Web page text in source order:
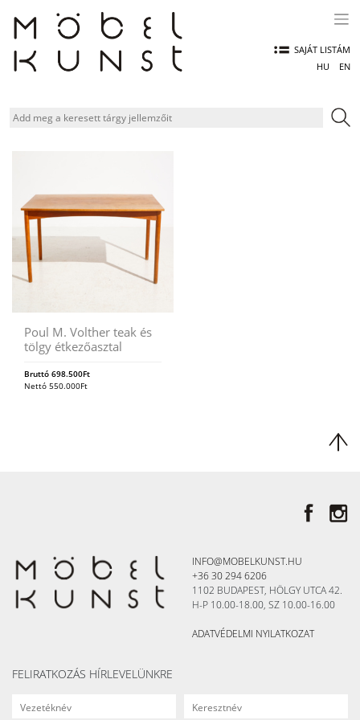
content
SAJÁT LISTÁM
HU
EN
Poul M. Volther teak és
tölgy étkezőasztal
Bruttó 698.500Ft
Nettó 550.000Ft
INFO@MOBELKUNST.HU
+36 30 294 6206
1102 BUDAPEST, HÖLGY UTCA 42.
H-P 10.00-18.00, SZ 10.00-16.00
ADATVÉDELMI NYILATKOZAT
FELIRATKOZÁS HÍRLEVELÜNKRE